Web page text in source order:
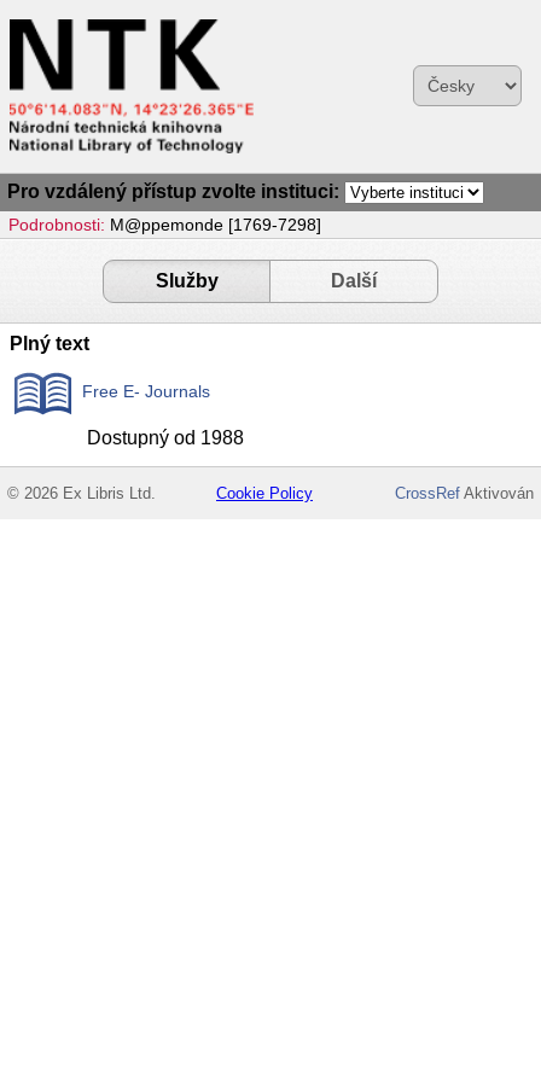
Pro vzdálený přístup zvolte instituci:
Podrobnosti: M@ppemonde [1769-7298]
Služby Další
Plný text
Free E- Journals
Dostupný od 1988
© 2026 Ex Libris Ltd. Cookie Policy CrossRefAktivován